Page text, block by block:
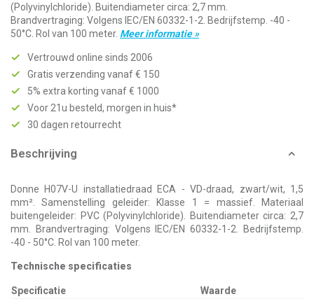
(Polyvinylchloride). Buitendiameter circa: 2,7 mm.
Brandvertraging: Volgens IEC/EN 60332-1-2. Bedrijfstemp. -40 -
50°C. Rol van 100 meter. Meer informatie »
Vertrouwd online sinds 2006
Gratis verzending vanaf € 150
5% extra korting vanaf € 1000
Voor 21u besteld, morgen in huis*
30 dagen retourrecht
Beschrijving
Donne H07V-U installatiedraad ECA - VD-draad, zwart/wit, 1,5
mm². Samenstelling geleider: Klasse 1 = massief. Materiaal
buitengeleider: PVC (Polyvinylchloride). Buitendiameter circa: 2,7
mm. Brandvertraging: Volgens IEC/EN 60332-1-2. Bedrijfstemp.
-40 - 50°C. Rol van 100 meter.
Technische specificaties
Specificatie
Waarde